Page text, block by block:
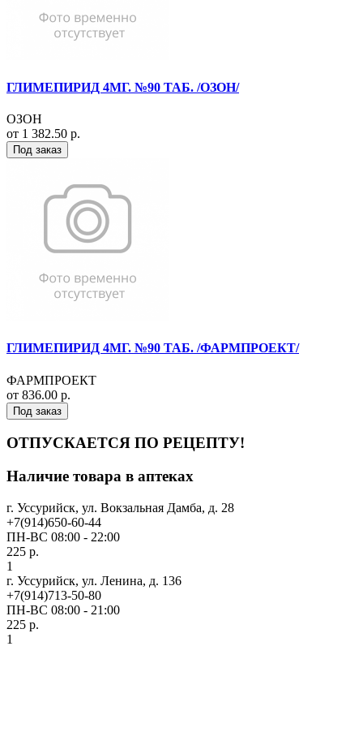
ГЛИМЕПИРИД 4МГ. №90 ТАБ. /ОЗОН/
ОЗОН
от 1 382.50 р.
Под заказ
ГЛИМЕПИРИД 4МГ. №90 ТАБ. /ФАРМПРОЕКТ/
ФАРМПРОЕКТ
от 836.00 р.
Под заказ
ОТПУСКАЕТСЯ ПО РЕЦЕПТУ!
Наличие товара в аптеках
г. Уссурийск, ул. Вокзальная Дамба, д. 28
+7(914)650-60-44
ПН-ВС 08:00 - 22:00
225 р.
1
г. Уссурийск, ул. Ленина, д. 136
+7(914)713-50-80
ПН-ВС 08:00 - 21:00
225 р.
1